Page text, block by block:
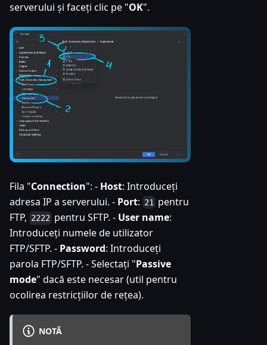
serverului și faceți clic pe "OK".
Fila "Connection": - Host: Introduceți
adresa IP a serverului. - Port: 21 pentru
FTP, 2222 pentru SFTP. - User name:
Introduceți numele de utilizator
FTP/SFTP. - Password: Introduceți
parola FTP/SFTP. - Selectați "Passive
mode" dacă este necesar (util pentru
ocolirea restricțiilor de rețea).
NOTĂ